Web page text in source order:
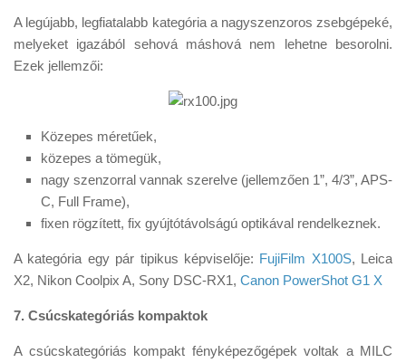
A legújabb, legfiatalabb kategória a nagyszenzoros zsebgépeké,
melyeket igazából sehová máshová nem lehetne besorolni.
Ezek jellemzői:
Közepes méretűek,
közepes a tömegük,
nagy szenzorral vannak szerelve (jellemzően 1”, 4/3”, APS-
C, Full Frame),
fixen rögzített, fix gyújtótávolságú optikával rendelkeznek.
A kategória egy pár tipikus képviselője: FujiFilm X100S, Leica
X2, Nikon Coolpix A, Sony DSC-RX1, Canon PowerShot G1 X
7. Csúcskategóriás kompaktok
A csúcskategóriás kompakt fényképezőgépek voltak a MILC